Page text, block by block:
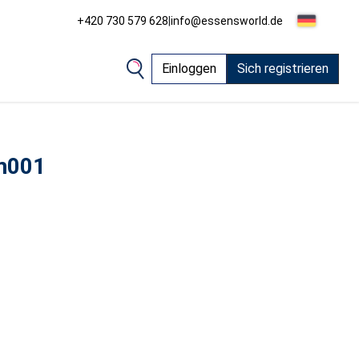
+420 730 579 628|info@essensworld.de
Einloggen Sich registrieren